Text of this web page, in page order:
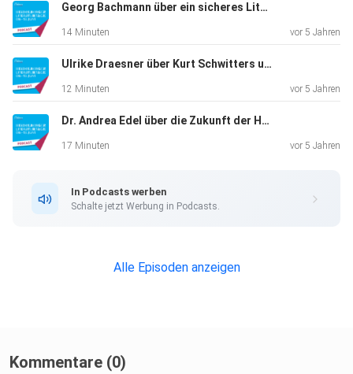
Georg Bachmann über ein sicheres Literaturfestival
14 Minuten vor 5 Jahren
Ulrike Draesner über Kurt Schwitters und Louise Glück
12 Minuten vor 5 Jahren
Dr. Andrea Edel über die Zukunft der Heidelberger Literaturtage (2021)
17 Minuten vor 5 Jahren
In Podcasts werben
Schalte jetzt Werbung in Podcasts.
Alle Episoden anzeigen
Kommentare (0)